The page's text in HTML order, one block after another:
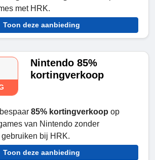
met HRK.
Toon deze aanbieding
Nintendo 85%
kortingverkoop
85% kortingverkoop op
van Nintendo zonder
bij HRK.
Toon deze aanbieding